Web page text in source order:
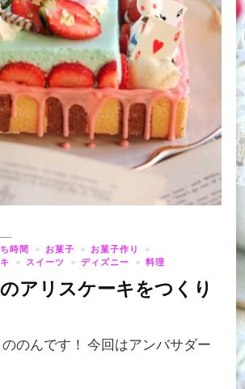
時間 お菓子
お菓子作り
スイーツ ディズニー 料理
アリスケーキをつくり
のんです！ 今回はアンバサダー